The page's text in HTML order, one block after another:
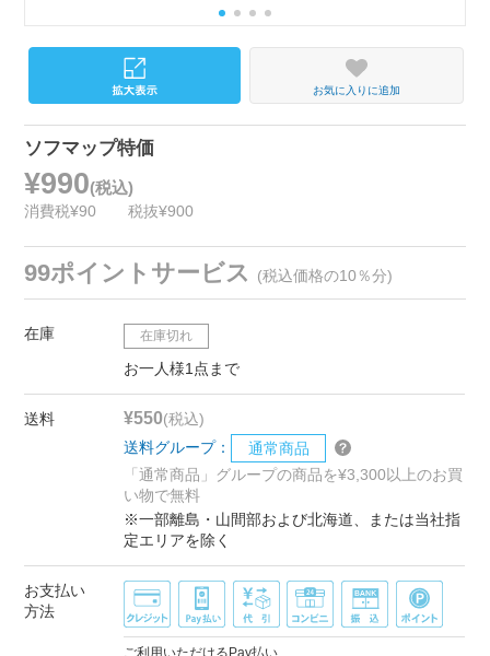
お気に入りに追加
ソフマップ特価
¥990(税込)
消費税¥90 税抜¥900
99ポイントサービス (税込価格の10％分)
在庫 在庫切れ
お一人様1点まで
送料 ¥550(税込)
送料グループ：
通常商品
「通常商品」グループの商品を¥3,300以上のお買
い物で無料
※一部離島・山間部および北海道、または当社指
定エリアを除く
お支払い
方法
ご利用いただけるPay払い